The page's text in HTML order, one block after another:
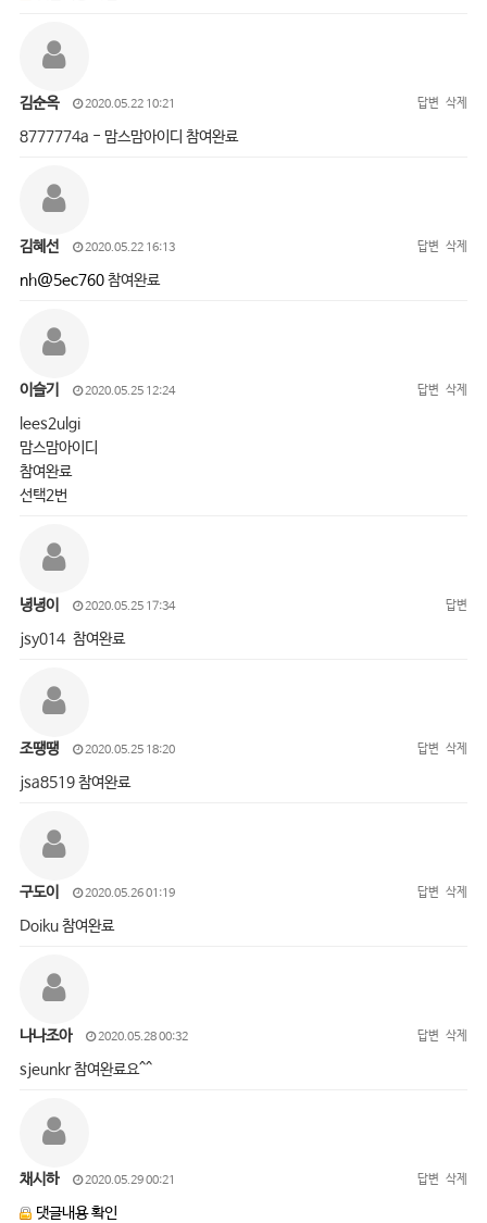
김순옥 2020.05.22 10:21 답변 삭제
8777774a - 맘스맘아이디 참여완료
김혜선 2020.05.22 16:13 답변 삭제
nh@5ec760참여완료
이슬기 2020.05.25 12:24 답변 삭제
lees2ulgi
맘스맘아이디
참여완료
선택2번
녕녕이 2020.05.25 17:34 답변
jsy014 참여완료
조땡땡 2020.05.25 18:20 답변 삭제
jsa8519 참여완료
구도이 2020.05.26 01:19 답변 삭제
Doiku 참여완료
나나조아 2020.05.28 00:32 답변 삭제
sjeunkr 참여완료요^^
채시하 2020.05.29 00:21 답변 삭제
댓글내용 확인